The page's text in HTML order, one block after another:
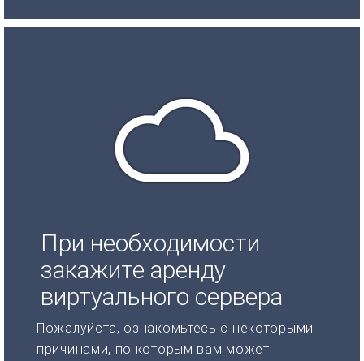
При необходимости
закажите аренду
виртуального сервера
Пожалуйста, ознакомьтесь с некоторыми
причинами, по которым вам может